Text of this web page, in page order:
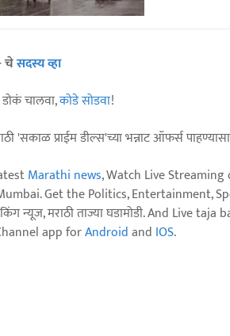
चेसदस्य व्हा
डोकं चालवा,कोडे सोडवा!
'सकाळ प्राईम डील्स'च्या भन्नाट ऑफर्स
Marathi news, Watch Live Streaming
Get the Politics, Entertainment,
न्यूज, मराठी ताज्या घडामोडी. And Live
app forAndroidand IOS.